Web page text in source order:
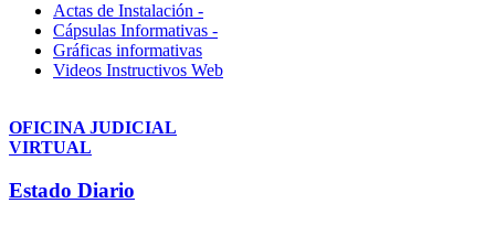
Actas de Instalación -
Cápsulas Informativas -
Gráficas informativas
Videos Instructivos Web
OFICINA JUDICIAL
VIRTUAL
Estado Diario